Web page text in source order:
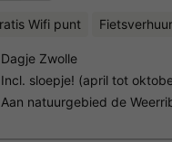
Wifi punt Fietsverhuur
Dagje Zwolle
Incl. sloepje! (april tot
Aan natuurgebied de